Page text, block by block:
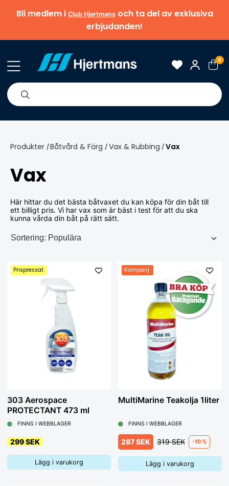
Bli medlem i Club Hjertmansoch ta del av exklusiva
erbjudanden!
0
Nyheter Om oss Varumärken Tips & guider
Produkter /Båtvård & Färg / Vax & Rubbing /Vax
Vax
Här hittar du det bästa båtvaxet du kan köpa för din båt till
ett billigt pris. Vi har vax som är bäst i test för att du ska
kunna vårda din båt på rätt sätt.
Prispressat
303 Aerospace
PROTECTANT 473 ml
FINNS I WEBBLAGER
299 SEK
Lägg i varukorg
Kampanj
MultiMarine Teakolja 1liter
FINNS I WEBBLAGER
287 SEK 319 SEK -10 %
Lägg i varukorg